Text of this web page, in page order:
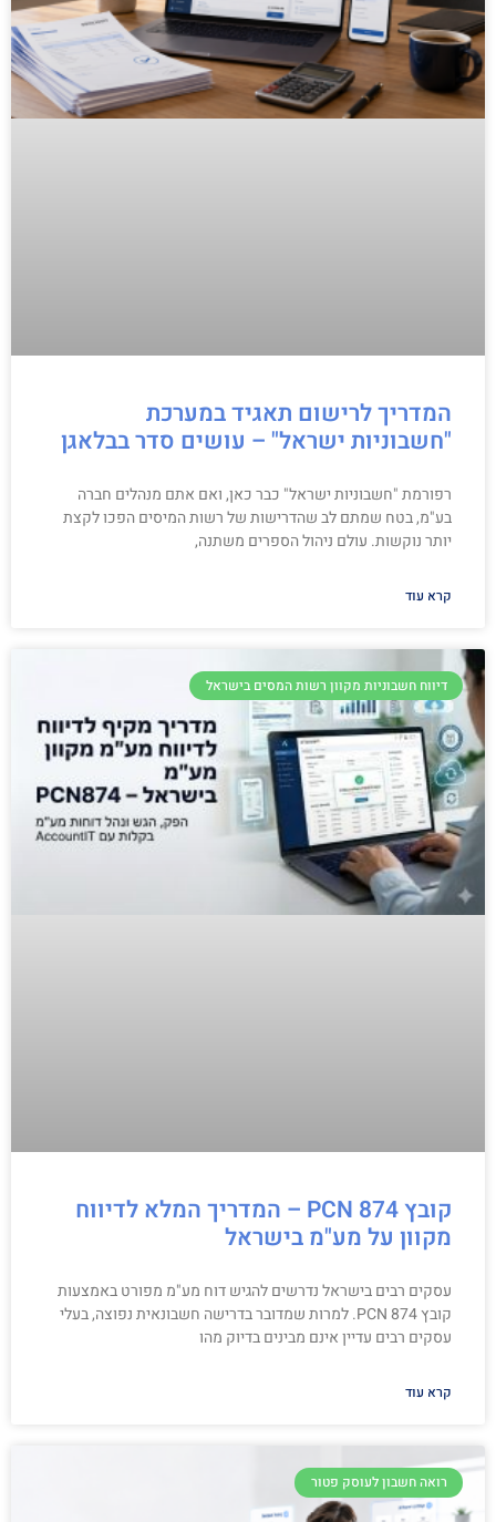
המדריך לרישום תאגיד במערכת
"חשבוניות ישראל" – עושים סדר בבלאגן
רפורמת "חשבוניות ישראל" כבר כאן, ואם אתם מנהלים חברה
בע"מ, בטח שמתם לב שהדרישות של רשות המיסים הפכו לקצת
יותר נוקשות. עולם ניהול הספרים משתנה,
קרא עוד
דיווח חשבוניות מקוון רשות המסים בישראל
קובץ PCN 874 – המדריך המלא לדיווח
מקוון על מע"מ בישראל
עסקים רבים בישראל נדרשים להגיש דוח מע"מ מפורט באמצעות
קובץ PCN 874. למרות שמדובר בדרישה חשבונאית נפוצה, בעלי
עסקים רבים עדיין אינם מבינים בדיוק מהו
קרא עוד
רואה חשבון לעוסק פטור